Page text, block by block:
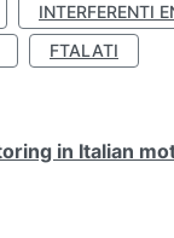
INTERFERENTI
FTALATI
in Italian